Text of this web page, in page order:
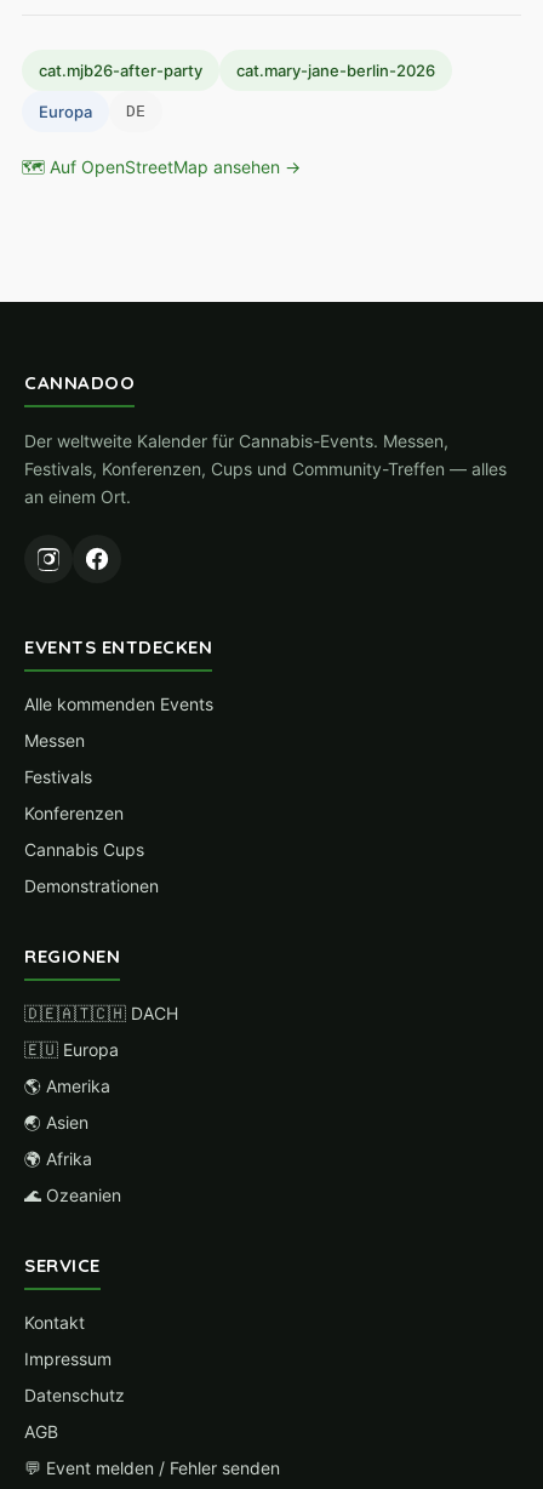
cat.mjb26-after-party cat.mary-jane-berlin-2026
Europa DE
🗺 Auf OpenStreetMap ansehen →
CANNADOO
Der weltweite Kalender für Cannabis-Events. Messen,
Festivals, Konferenzen, Cups und Community-Treffen — alles
an einem Ort.
EVENTS ENTDECKEN
Alle kommenden Events
Messen
Festivals
Konferenzen
Cannabis Cups
Demonstrationen
REGIONEN
🇩🇪🇦🇹🇨🇭 DACH
🇪🇺 Europa
🌎 Amerika
🌏 Asien
🌍 Afrika
🌊 Ozeanien
SERVICE
Kontakt
Impressum
Datenschutz
AGB
💬 Event melden / Fehler senden